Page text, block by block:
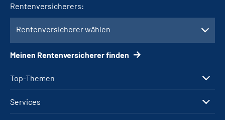
Top-Themen
Services
Rentenversicherers:
Rentenversicherer wählen
Meinen Rentenversicherer finden